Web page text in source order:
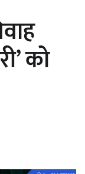
गर्ने थापा प्रहरी
को